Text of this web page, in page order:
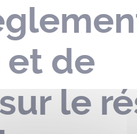
de
le